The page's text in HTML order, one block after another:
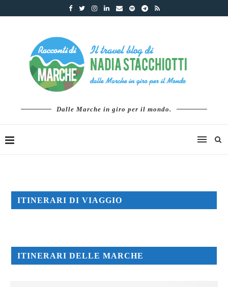
Dalle Marche in giro per il mondo.
ITINERARI DI VIAGGIO
ITINERARI DELLE MARCHE